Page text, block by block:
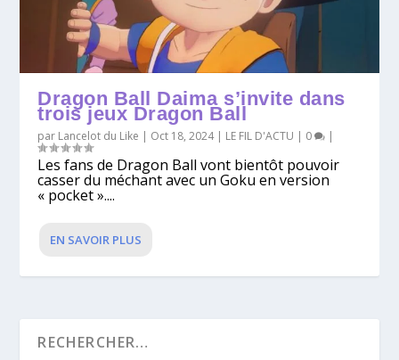
Dragon Ball Daima s’invite dans
trois jeux Dragon Ball
par Lancelot du Like | Oct 18, 2024| LE FIL D'ACTU | 0 |
Les fans de Dragon Ball vont bientôt pouvoir
casser du méchant avec un Goku en version
« pocket »....
EN SAVOIR PLUS